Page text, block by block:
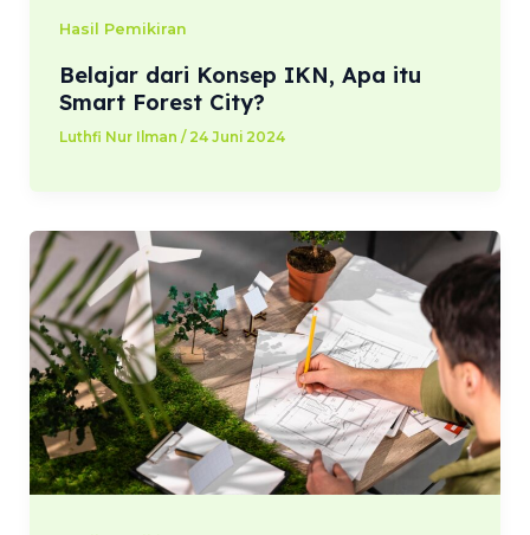
Hasil Pemikiran
Belajar dari Konsep IKN, Apa itu
Smart Forest City?
Luthfi Nur Ilman / 24 Juni 2024